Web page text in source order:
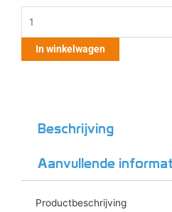
In winkelwagen
Beschrijving
Aanvullende
Productbeschrijving